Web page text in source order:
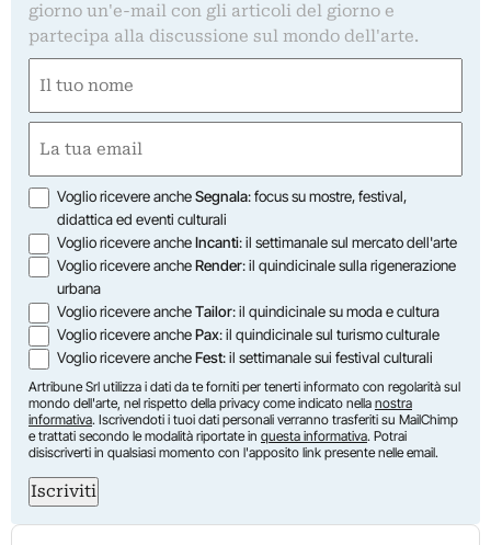
giorno un'e-mail con gli articoli del giorno e
partecipa alla discussione sul mondo dell'arte.
(Obbligatorio)
(Obbligatorio)
Opzioni
Voglio ricevere ancheSegnala: focus su mostre, festival,
didattica ed eventi culturali
Voglio ricevere ancheIncanti: il settimanale sul mercato dell'arte
Voglio ricevere ancheRender: il quindicinale sulla rigenerazione
urbana
Voglio ricevere ancheTailor: il quindicinale su moda e cultura
Voglio ricevere anchePax: il quindicinale sul turismo culturale
Voglio ricevere ancheFest: il settimanale sui festival culturali
Artribune Srl utilizza i dati da te forniti per tenerti informato con regolarità sul
mondo dell'arte, nel rispetto della privacy come indicato nella nostra
informativa. Iscrivendoti i tuoi dati personali verranno trasferiti su MailChimp
e trattati secondo le modalità riportate in questa informativa. Potrai
disiscriverti in qualsiasi momento con l'apposito link presente nelle email.
Iscriviti